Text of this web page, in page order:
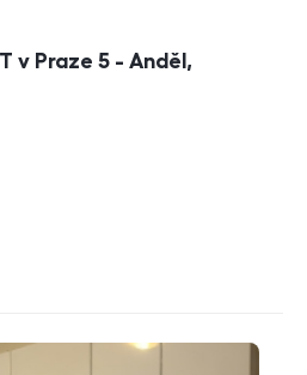
v Praze 5 - Anděl,